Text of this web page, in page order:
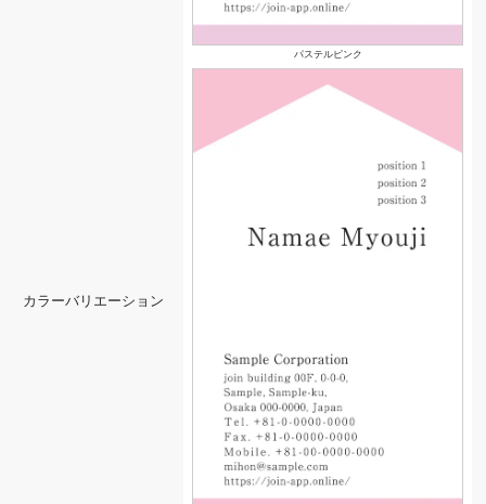
カラーバリエーション
パステルピンク